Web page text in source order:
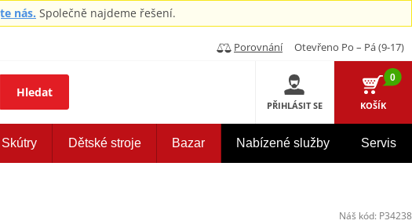
nás. Společně najdeme řešení.
Porovnání Otevřeno Po – Pá (9-17)
Hledat
PŘIHLÁSIT SE
0
KOŠÍK
Skútry Dětské stroje Bazar Nabízené služby Servis
Náš kód: P34238